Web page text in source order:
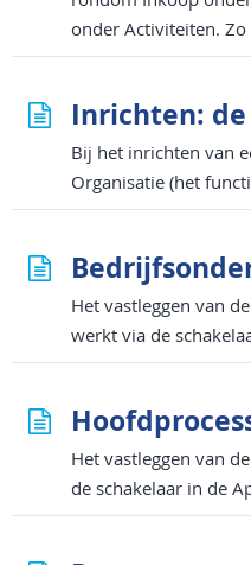
onder Activiteiten.
Inrichten:
Bij het inrichten van
Organisatie (het
Het vastleggen van
werkt via de
Het vastleggen van
de schakelaar in de